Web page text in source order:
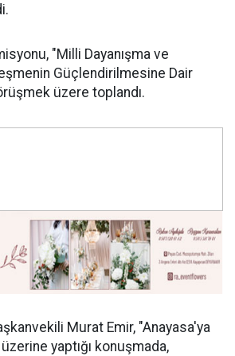
"Milli Dayanışma ve
Güçlendirilmesine Dair
üzere toplandı.
Murat Emir, "Anayasa'ya
üzerine yaptığı konuşmada,